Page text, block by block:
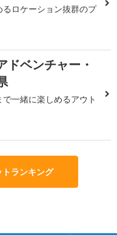
ロケーション抜群のプ
ドベンチャー・
一緒に楽しめるアウト
ランキング